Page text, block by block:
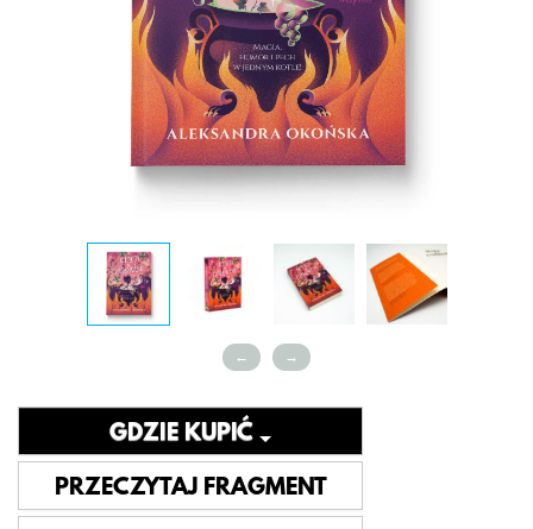
GDZIE KUPIĆ
PRZECZYTAJ FRAGMENT
← →